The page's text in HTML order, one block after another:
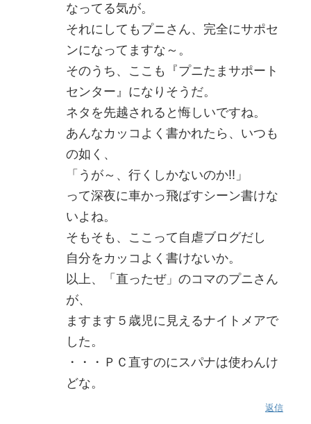
なってる気が。
それにしてもプニさん、完全にサポセ
ンになってますな～。
そのうち、ここも『プニたまサポート
センター』になりそうだ。
ネタを先越されると悔しいですね。
あんなカッコよく書かれたら、いつも
の如く、
「うが～、行くしかないのか!!」
って深夜に車かっ飛ばすシーン書けな
いよね。
そもそも、ここって自虐ブログだし
自分をカッコよく書けないか。
以上、「直ったぜ」のコマのプニさん
が、
ますます５歳児に見えるナイトメアで
した。
・・・ＰＣ直すのにスパナは使わんけ
どな。
返信